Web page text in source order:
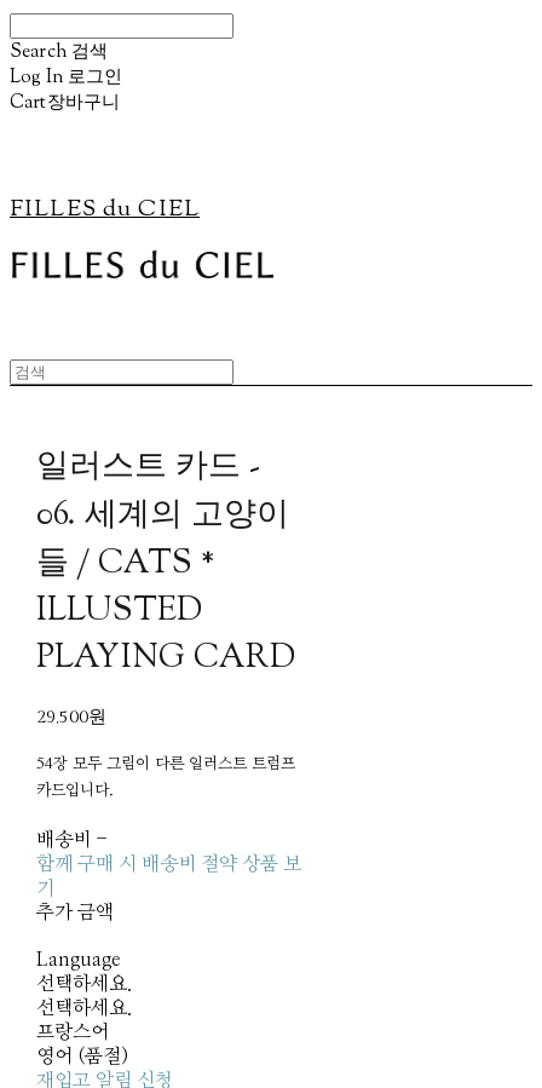
Search 검색
Log In 로그인
Cart장바구니
FILLES du CIEL
일러스트 카드 -
06. 세계의 고양이
들 / CATS *
ILLUSTED
PLAYING CARD
29,500원
54장 모두 그림이 다른 일러스트 트럼프
카드입니다.
배송비 -
함께 구매 시 배송비 절약 상품 보
기
추가 금액
Language
선택하세요.
선택하세요.
프랑스어
영어 (품절)
재입고 알림 신청